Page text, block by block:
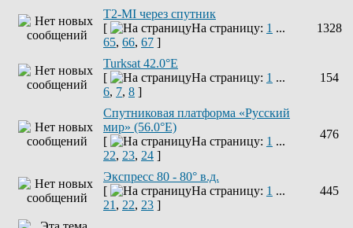
T2-MI через спутник
[
На страницу: 1 ...
65, 66, 67 ]
1328
Turksat 42.0°E
[
На страницу: 1 ...
6, 7, 8 ]
154
Спутниковая платформа «Русский
мир» (56.0°E)
[
На страницу: 1 ...
22, 23, 24 ]
476
Экспресс 80 - 80° в.д.
[
На страницу: 1 ...
21 , 22, 23 ]
445